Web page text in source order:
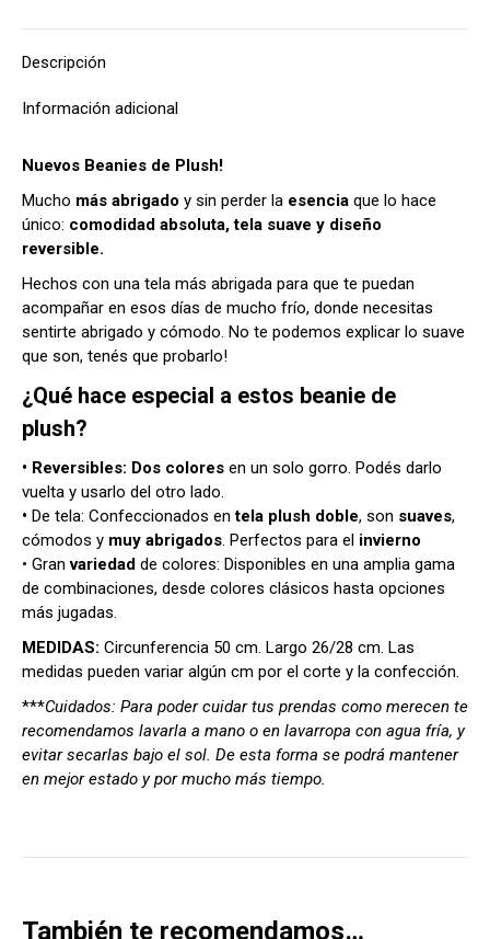
Descripción
Información adicional
Nuevos Beanies de Plush!
Mucho más abrigado y sin perder la esencia que lo hace
único: comodidad absoluta, tela suave y diseño
reversible.
Hechos con una tela más abrigada para que te puedan
acompañar en esos días de mucho frío, donde necesitas
sentirte abrigado y cómodo. No te podemos explicar lo suave
que son, tenés que probarlo!
¿Qué hace especial a estos beanie de
plush?
• Reversibles: Dos colores en un solo gorro. Podés darlo
vuelta y usarlo del otro lado.
• De tela: Confeccionados en tela plush doble, son suaves,
cómodos y muy abrigados . Perfectos para el invierno
• Granvariedad de colores: Disponibles en una amplia gama
de combinaciones, desde colores clásicos hasta opciones
más jugadas.
MEDIDAS: Circunferencia 50 cm. Largo 26/28 cm. Las
medidas pueden variar algún cm por el corte y la confección.
***Cuidados: Para poder cuidar tus prendas como merecen te
recomendamos lavarla a mano o en lavarropa con agua fría, y
evitar secarlas bajo el sol. De esta forma se podrá mantener
en mejor estado y por mucho más tiempo.
También te recomendamos…